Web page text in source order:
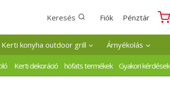
Keresés Fiók Pénztár
Kerti konyha outdoor grill Árnyékolás
Kerti dekoráció höfats termékek Gyakori kérdések